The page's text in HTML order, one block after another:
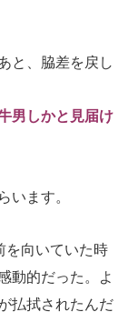
と、脇差を戻し
男しかと見届け
います。
を向いていた時
動的だった。よ
払拭されたんだ